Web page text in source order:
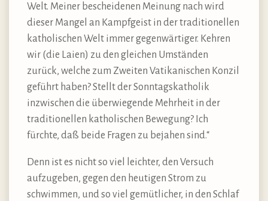
Welt. Meiner bescheidenen Meinung nach wird
dieser Mangel an Kampfgeist in der traditionellen
katholischen Welt immer gegenwärtiger. Kehren
wir (die Laien) zu den gleichen Umständen
zurück, welche zum Zweiten Vatikanischen Konzil
geführt haben? Stellt der Sonntagskatholik
inzwischen die überwiegende Mehrheit in der
traditionellen katholischen Bewegung? Ich
fürchte, daß beide Fragen zu bejahen sind.“
Denn ist es nicht so viel leichter, den Versuch
aufzugeben, gegen den heutigen Strom zu
schwimmen, und so viel gemütlicher, in den Schlaf